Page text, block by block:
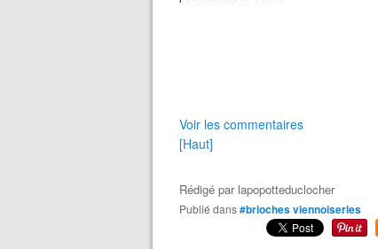
Voir les commentaires
[Haut]
Rédigé par lapopotteduclocher
Publié dans#brioches viennoiseries